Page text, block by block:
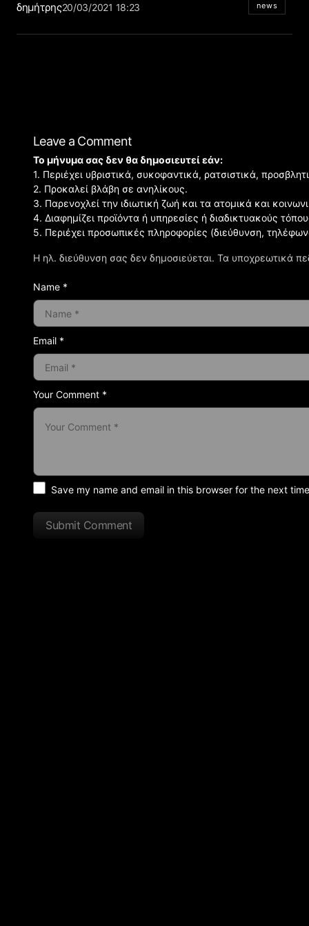
δημήτρης20/03/2021 18:23 news
Leave a Comment
Η ηλ. διεύθυνση σας δεν δημοσιεύεται. Τα υποχρεωτικά
Your Comment *
Το μήνυμα σας δεν θα δημοσιευτεί εάν:
1. Περιέχει υβριστικά, συκοφαντικά, ρατσιστικά,
2. Προκαλεί βλάβη σε ανηλίκους.
3. Παρενοχλεί την ιδιωτική ζωή και τα ατομικά και
4. Διαφημίζει προϊόντα ή υπηρεσίες ή διαδικτυακούς
5. Περιέχει προσωπικές πληροφορίες (διεύθυνση,
Name *
Email *
Save my name and email in this browser for the next
Submit Comment